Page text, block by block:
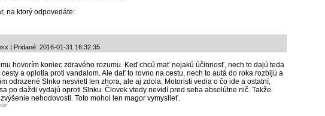
na ktorý odpovedáte:
| Pridané: 2016-01-31 16:32:35
hovorím koniec zdravého rozumu. Keď chcú mať nejakú účinnosť, nech to dajú teda
a oplotia proti vandalom. Ale dať to rovno na cestu, nech to autá do roka rozbijú a
odrazené Slnko nesvietl len zhora, ale aj zdola. Motoristi vedia o čo ide a ostatní,
po daždi vydajú oproti Slnku. Človek vtedy nevidí pred seba absolútne nič. Takže
nehodovosti. Toto mohol len magor vymyslieť.